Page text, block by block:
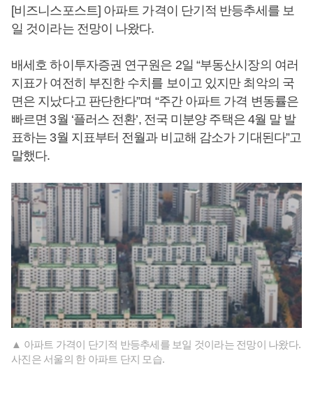
[비즈니스포스트] 아파트 가격이 단기적 반등추세를 보
일 것이라는 전망이 나왔다.
배세호 하이투자증권 연구원은 2일 “부동산시장의 여러
지표가 여전히 부진한 수치를 보이고 있지만 최악의 국
면은 지났다고 판단한다”며 “주간 아파트 가격 변동률은
빠르면 3월 ‘플러스 전환’, 전국 미분양 주택은 4월 말 발
표하는 3월 지표부터 전월과 비교해 감소가 기대된다”고
말했다.
▲ 아파트 가격이 단기적 반등추세를 보일 것이라는 전망이 나왔다.
사진은 서울의 한 아파트 단지 모습.